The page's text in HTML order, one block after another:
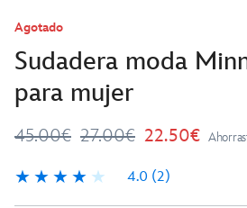
Agotado
Sudadera moda
para mujer
45.00€ 27.00€ 22.50€
4.0 (2)
4.0